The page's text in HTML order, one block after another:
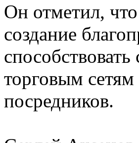
Он отметил,
создание
торговым
посредников.